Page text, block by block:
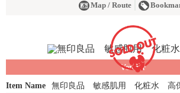
Map / Route
Vender
Item Name
無印良品 敏感肌用 化粧水 高